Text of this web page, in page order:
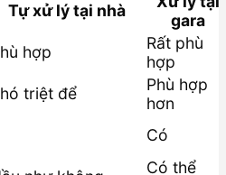
Tự xử lý tại nhà
gara
hợp
Rất phù
hợp
triệt để
Phù hợp
hơn
Có
Có thể